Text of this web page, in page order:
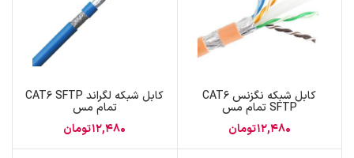
کابل شبکه نگزنس CAT6
SFTP تمام مس
12,480تومان
کابل شبکه لگراند CAT6 SFTP
تمام مس
12,480تومان